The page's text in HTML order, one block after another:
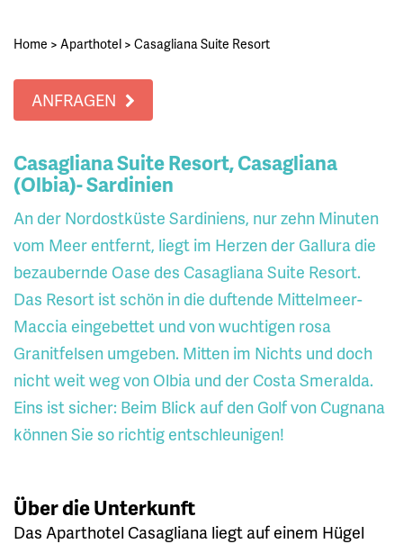
Home > Aparthotel > Casagliana Suite Resort
ANFRAGEN
Casagliana Suite Resort, Casagliana
(Olbia)- Sardinien
An der Nordostküste Sardiniens, nur zehn Minuten
vom Meer entfernt, liegt im Herzen der Gallura die
bezaubernde Oase des Casagliana Suite Resort.
Das Resort ist schön in die duftende Mittelmeer-
Maccia eingebettet und von wuchtigen rosa
Granitfelsen umgeben. Mitten im Nichts und doch
nicht weit weg von Olbia und der Costa Smeralda.
Eins ist sicher: Beim Blick auf den Golf von Cugnana
können Sie so richtig entschleunigen!
Über die Unterkunft
Das Aparthotel Casagliana liegt auf einem Hügel